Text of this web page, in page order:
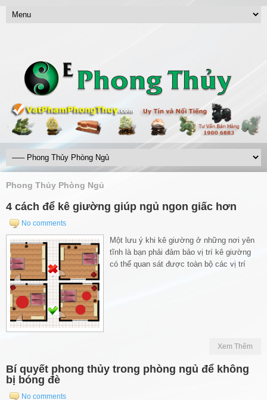
Phong Thủy Phòng Ngủ
4 cách để kê giường giúp ngủ ngon giấc hơn
No comments
Một lưu ý khi kê giường ở những nơi yên
tĩnh là bạn phải đảm bảo vị trí kê giường
có thể quan sát được toàn bộ các vị trí
Xem Thêm
Bí quyết phong thủy trong phòng ngủ để không
bị bóng đè
No comments